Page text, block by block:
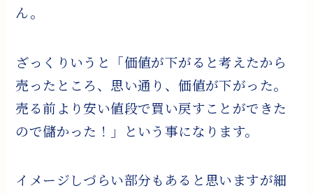
ん。
ざっくりいうと「価値が下がると考えたから
売ったところ、思い通り、価値が下がった。
売る前より安い値段で買い戻すことができた
ので儲かった！」という事になります。
イメージしづらい部分もあると思いますが細